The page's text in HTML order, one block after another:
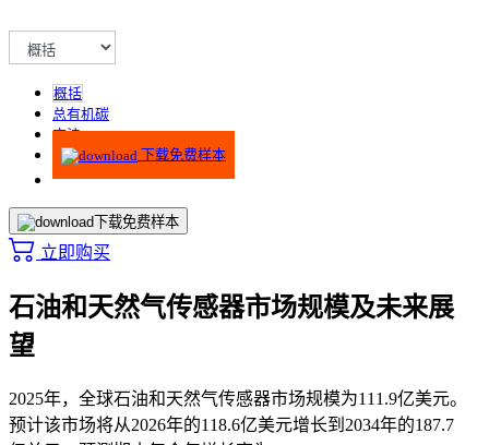
概括
总有机碳
方法
下载免费样本
下载免费样本
立即购买
石油和天然气传感器市场规模及未来展
望
2025年，全球石油和天然气传感器市场规模为111.9亿美元。
预计该市场将从2026年的118.6亿美元增长到2034年的187.7